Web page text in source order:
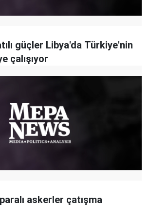
güçler Libya'da Türkiye'nin
çalışıyor
askerler çatışma